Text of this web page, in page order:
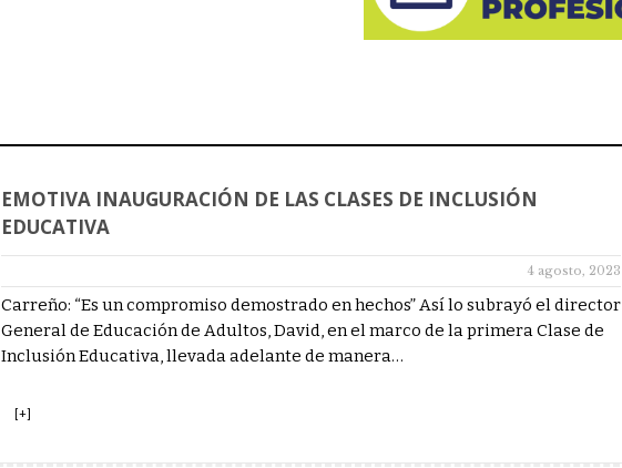
EMOTIVA INAUGURACIÓN DE LAS CLASES DE INCLUSIÓN
EDUCATIVA
4 agosto, 2023
Carreño: “Es un compromiso demostrado en hechos” Así lo subrayó el director
General de Educación de Adultos, David, en el marco de la primera Clase de
Inclusión Educativa, llevada adelante de manera…
[+]